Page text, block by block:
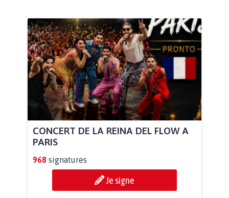
CONCERT DE LA REINA DEL FLOW A
PARIS
968 signatures
Je signe